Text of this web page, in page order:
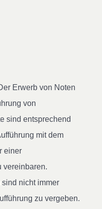
Erwerb von Noten
von
sind entsprechend
mit dem
einer
vereinbaren.
nicht immer
zu vergeben.